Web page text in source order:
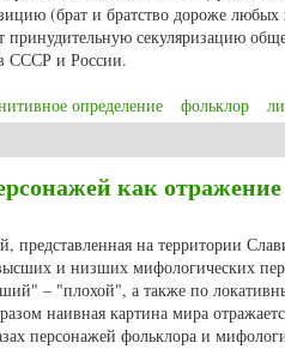
(брат и братство дороже любых
секуляризацию
СССР и России.
определение фольклор
как
представленная на территории
и низших мифологических
– "плохой", а также по
наивная картина мира
персонажей фольклора и